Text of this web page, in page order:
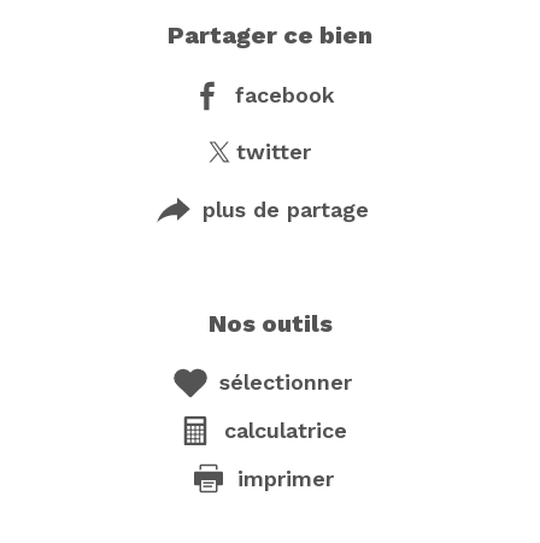
partager ce bien
facebook
twitter
plus de partage
nos outils
sélectionner
calculatrice
imprimer